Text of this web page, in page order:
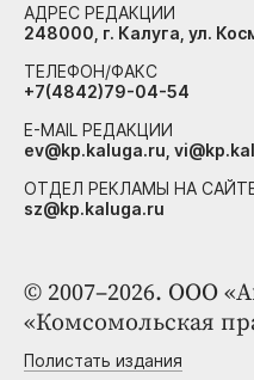
© 2007–2026. ООО
«Комсомольская
Полистать издания
АДРЕС РЕДАКЦИИ
248000, г. Калуга, ул.
ТЕЛЕФОН/ФАКС
+7(4842)79-04-54
E-MAIL РЕДАКЦИИ
ev@kp.kaluga.ru,
ОТДЕЛ РЕКЛАМЫ НА
sz@kp.kaluga.ru